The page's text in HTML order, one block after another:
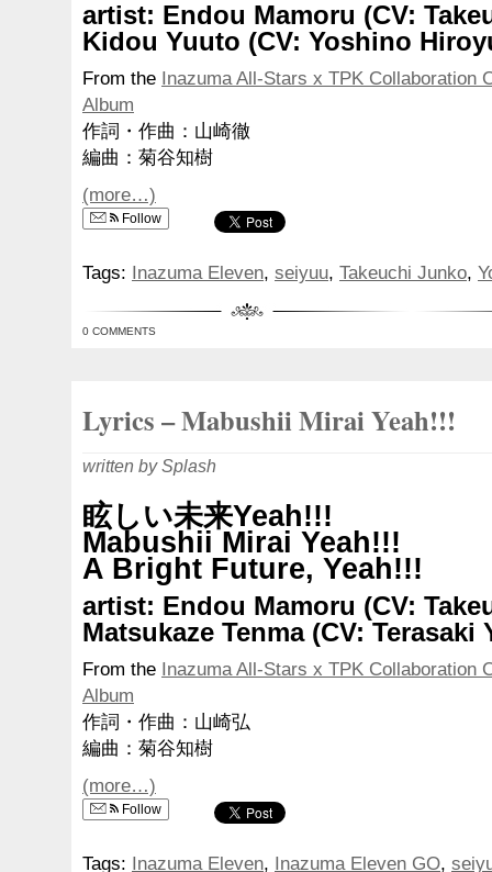
artist: Endou Mamoru (CV:
Kidou Yuuto (CV: Yoshino
From the Inazuma All-Stars x TPK Collaboration
Album
作詞・作曲：山崎徹
編曲：菊谷知樹
(more…)
Follow
Tags: Inazuma Eleven, seiyuu, Takeuchi Junko,
0 COMMENTS
Lyrics – Mabushii Mirai Yeah!!!
written by Splash
眩しい未来Yeah!!!
Mabushii Mirai Yeah!!!
A Bright Future, Yeah!!!
artist: Endou Mamoru (CV:
Matsukaze Tenma (CV: Terasaki
From the Inazuma All-Stars x TPK Collaboration
Album
作詞・作曲：山崎弘
編曲：菊谷知樹
(more…)
Follow
Tags: Inazuma Eleven, Inazuma Eleven GO,